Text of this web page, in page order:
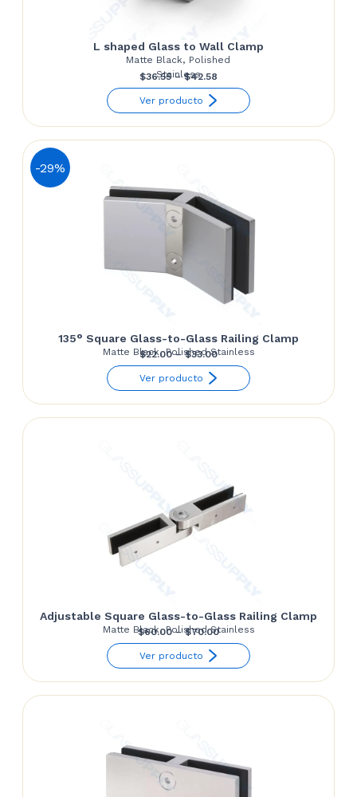
L shaped Glass to Wall Clamp
Matte Black, Polished
Stainless
$36.55 – $42.58
range:
through
Ver producto
-29%
135° Square Glass-to-Glass Railing Clamp
Matte Black, Polished Stainless
$22.00 – $33.00Price
range:
through
Ver producto
Adjustable Square Glass-to-Glass Railing Clamp
Matte Black, Polished Stainless
$60.00 – $70.00Price
range:
through
Ver producto